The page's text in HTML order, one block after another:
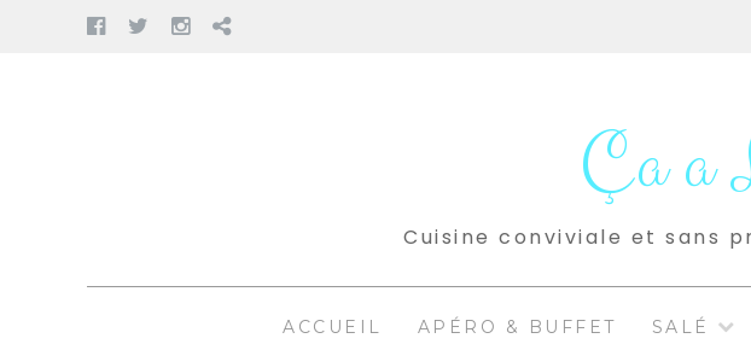
FacebookTwitter
Instagram
Pinterest
Ça a
Cuisine conviviale et sans
ACCUEIL APÉRO & BUFFET SALÉ